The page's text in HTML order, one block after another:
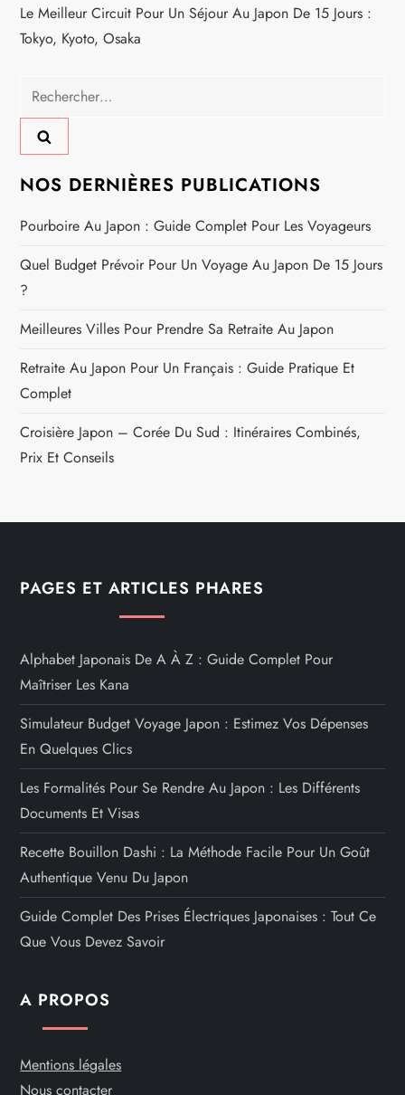
l
Le Meilleur Circuit Pour Un Séjour Au Japon De 15 Jours :
Tokyo, Kyoto, Osaka
Rechercher :
NOS DERNIÈRES PUBLICATIONS
Pourboire Au Japon : Guide Complet Pour Les Voyageurs
Quel Budget Prévoir Pour Un Voyage Au Japon De 15 Jours
?
Meilleures Villes Pour Prendre Sa Retraite Au Japon
Retraite Au Japon Pour Un Français : Guide Pratique Et
Complet
Croisière Japon – Corée Du Sud : Itinéraires Combinés,
Prix Et Conseils
PAGES ET ARTICLES PHARES
Alphabet Japonais De A À Z : Guide Complet Pour
Maîtriser Les Kana
Simulateur Budget Voyage Japon : Estimez Vos Dépenses
En Quelques Clics
Les Formalités Pour Se Rendre Au Japon : Les Différents
Documents Et Visas
Recette Bouillon Dashi : La Méthode Facile Pour Un Goût
Authentique Venu Du Japon
Guide Complet Des Prises Électriques Japonaises : Tout Ce
Que Vous Devez Savoir
A PROPOS
Mentions légales
Nous contacter